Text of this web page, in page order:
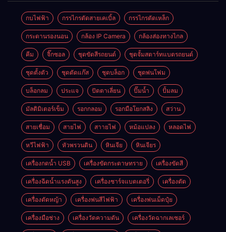
กบไฟฟ้า กรรไกรตัดสายเคเบิ้ล กรรไกรตัดเหล็ก
กระดานรองนอน กล้อง IP Camera กล้องส่องทางไกล
คีม จิ๊กซอล ชุดขัดสีรถยนต์​ ชุดจั้มสตาร์ทแบตรถยนต์
ชุดตั้งตัว ชุดตัดแก๊ส ชุดบล็อก ชุดพ่นโฟม
บล็อกลม ประแจ ปัตตาเลี่ยน ปั๊มน้ำ ปั้มลม
มัลติมิเตอร์เข็ม รอกกลอม รอกมือโยกสลิง สว่าน
สายเชื่อม สายไฟ สาายไฟ หม้อแปลง หลอดไฟ
หวีไฟฟ้า หัวพรวนดิน หินเจีย หินเจียร
เครื่องกดน้ำ USB เครื่องขัดกระดาษทราย เครื่องขัดสี
เครื่องฉีดน้ำแรงดันสูง เครื่องชาร์จแบตเตอรี่ เครื่องตัด
เครื่องตัดหญ้า เครื่องพ่นสีไฟฟ้า เครื่องพ่นเม็ดปุ๋ย
เครื่องมือช่าง เครื่องวัดความดัน เครื่องวัดฉากเลเซอร์